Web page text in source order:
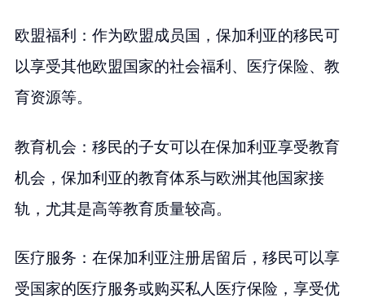
欧盟福利：作为欧盟成员国，保加利亚的移民可
以享受其他欧盟国家的社会福利、医疗保险、教
育资源等。
教育机会：移民的子女可以在保加利亚享受教育
机会，保加利亚的教育体系与欧洲其他国家接
轨，尤其是高等教育质量较高。
医疗服务：在保加利亚注册居留后，移民可以享
受国家的医疗服务或购买私人医疗保险，享受优